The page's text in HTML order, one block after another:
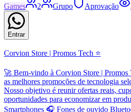
Games 2 Grupo Aprovação
Entrar
Corvion Store | Promos Tech ⭐
🚀 Bem-vindo à Corvion Store | Promos
as melhores promoções de tecnologia
Nosso objetivo é reunir ofertas reais,
oportunidades para economizar em
Smartphones 🎧 Fones de ouvido